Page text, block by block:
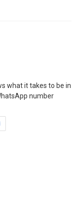
what it takes to be in
number